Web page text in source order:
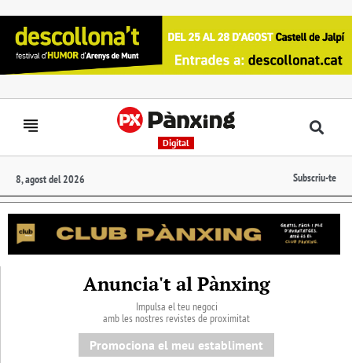
Digital
8, agost del 2026 Subscriu-te
Anuncia't al Pànxing
Impulsa el teu negoci
amb les nostres revistes de proximitat
Promociona el meu establiment